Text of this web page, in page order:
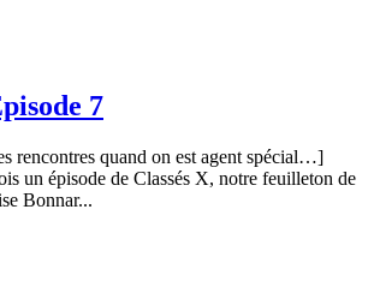
7
rencontres quand on est agent spécial…]
un épisode de Classés X, notre feuilleton de
Bonnar...